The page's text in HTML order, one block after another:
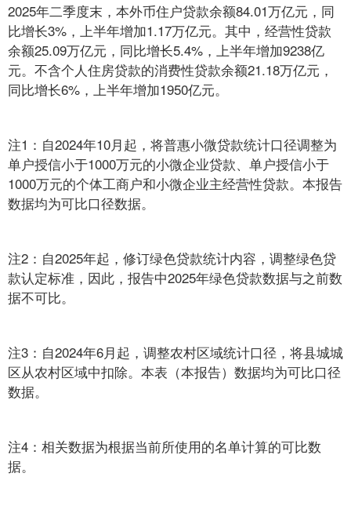
2025年二季度末，本外币住户贷款余额84.01万亿元，同
比增长3%，上半年增加1.17万亿元。其中，经营性贷款
余额25.09万亿元，同比增长5.4%，上半年增加9238亿
元。不含个人住房贷款的消费性贷款余额21.18万亿元，
同比增长6%，上半年增加1950亿元。
注1：自2024年10月起，将普惠小微贷款统计口径调整为
单户授信小于1000万元的小微企业贷款、单户授信小于
1000万元的个体工商户和小微企业主经营性贷款。本报告
数据均为可比口径数据。
注2：自2025年起，修订绿色贷款统计内容，调整绿色贷
款认定标准，因此，报告中2025年绿色贷款数据与之前数
据不可比。
注3：自2024年6月起，调整农村区域统计口径，将县城城
区从农村区域中扣除。本表（本报告）数据均为可比口径
数据。
注4：相关数据为根据当前所使用的名单计算的可比数
据。